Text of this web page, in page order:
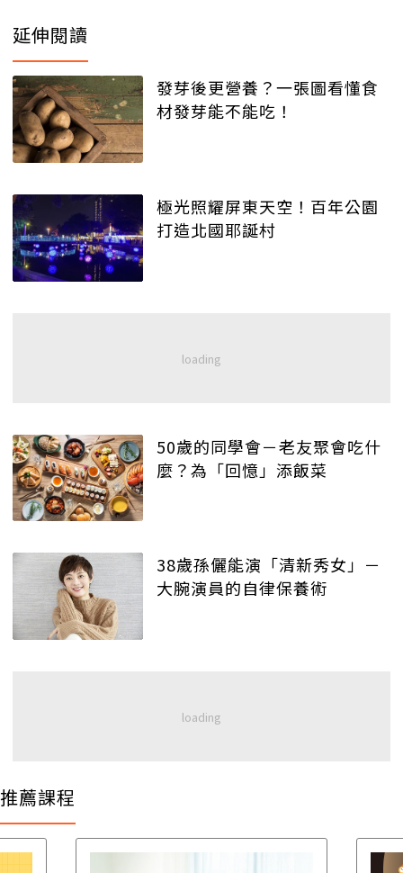
延伸閱讀
發芽後更營養？一張圖看懂食
材發芽能不能吃！
極光照耀屏東天空！百年公園
打造北國耶誕村
50歲的同學會－老友聚會吃什
麼？為「回憶」添飯菜
38歲孫儷能演「清新秀女」－
大腕演員的自律保養術
推薦課程